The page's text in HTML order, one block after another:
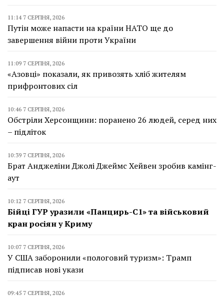
11:14 7 СЕРПНЯ, 2026
Путін може напасти на країни НАТО ще до
завершення війни проти України
11:09 7 СЕРПНЯ, 2026
«Азовці» показали, як привозять хліб жителям
прифронтових сіл
10:46 7 СЕРПНЯ, 2026
Обстріли Херсонщини: поранено 26 людей, серед них
– підліток
10:39 7 СЕРПНЯ, 2026
Брат Анджеліни Джолі Джеймс Хейвен зробив камінг-
аут
10:12 7 СЕРПНЯ, 2026
Бійці ГУР уразили «Панцирь-С1» та військовий
кран росіян у Криму
10:07 7 СЕРПНЯ, 2026
У США заборонили «пологовий туризм»: Трамп
підписав нові укази
09:45 7 СЕРПНЯ, 2026